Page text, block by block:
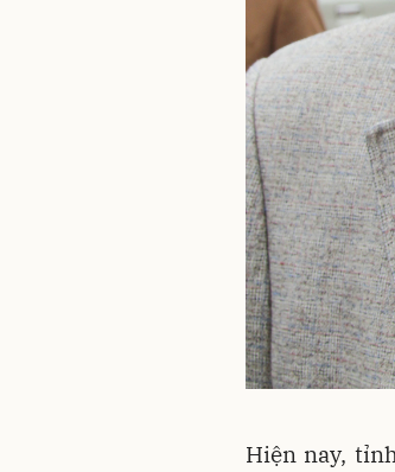
Hiện nay,